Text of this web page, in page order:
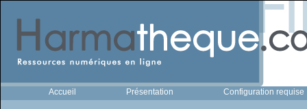
Accueil Présentation Configuration requise